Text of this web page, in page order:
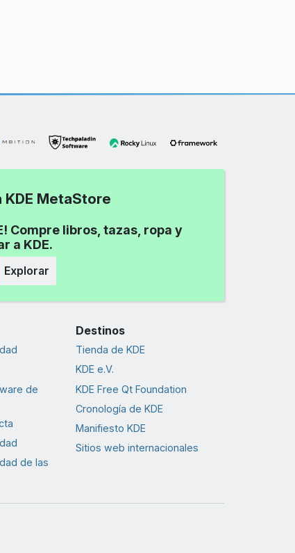
KDE MetaStore
Compre libros, tazas, ropa y
a KDE.
Explorar
de
de las
Destinos
Tienda de KDE
KDE e.V.
KDE Free Qt Foundation
Cronología de KDE
Manifiesto KDE
Sitios web internacionales